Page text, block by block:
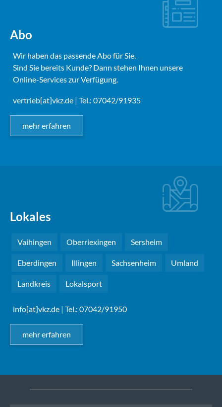
Abo
Wir haben das passende Abo für Sie.
Sind Sie bereits Kunde? Dann stehen Ihnen unsere
Online-Services zur Verfügung.
vertrieb[at]vkz.de | Tel.: 07042/91935
mehr erfahren
Lokales
Vaihingen Oberriexingen Sersheim
Eberdingen Illingen Sachsenheim Umland
Landkreis Lokalsport
info[at]vkz.de | Tel.: 07042/91950
mehr erfahren